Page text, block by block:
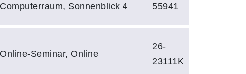
Computerraum, Sonnenblick 4
55941
Online-Seminar, Online
26-
23111K